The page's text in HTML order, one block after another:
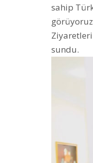
sahip
sundu.